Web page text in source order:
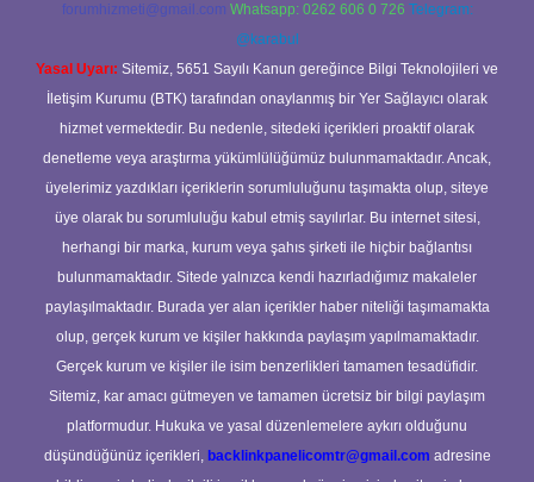
forumhizmeti@gmail.com Whatsapp: 0262 606 0 726 Telegram:
@karabul
Yasal Uyarı: Sitemiz, 5651 Sayılı Kanun gereğince Bilgi Teknolojileri ve
İletişim Kurumu (BTK) tarafından onaylanmış bir Yer Sağlayıcı olarak
hizmet vermektedir. Bu nedenle, sitedeki içerikleri proaktif olarak
denetleme veya araştırma yükümlülüğümüz bulunmamaktadır. Ancak,
üyelerimiz yazdıkları içeriklerin sorumluluğunu taşımakta olup, siteye
üye olarak bu sorumluluğu kabul etmiş sayılırlar. Bu internet sitesi,
herhangi bir marka, kurum veya şahıs şirketi ile hiçbir bağlantısı
bulunmamaktadır. Sitede yalnızca kendi hazırladığımız makaleler
paylaşılmaktadır. Burada yer alan içerikler haber niteliği taşımamakta
olup, gerçek kurum ve kişiler hakkında paylaşım yapılmamaktadır.
Gerçek kurum ve kişiler ile isim benzerlikleri tamamen tesadüfidir.
Sitemiz, kar amacı gütmeyen ve tamamen ücretsiz bir bilgi paylaşım
platformudur. Hukuka ve yasal düzenlemelere aykırı olduğunu
düşündüğünüz içerikleri, backlinkpanelicomtr@gmail.com adresine